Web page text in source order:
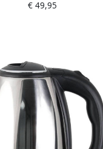
W zilverkleurig
€ 49,95